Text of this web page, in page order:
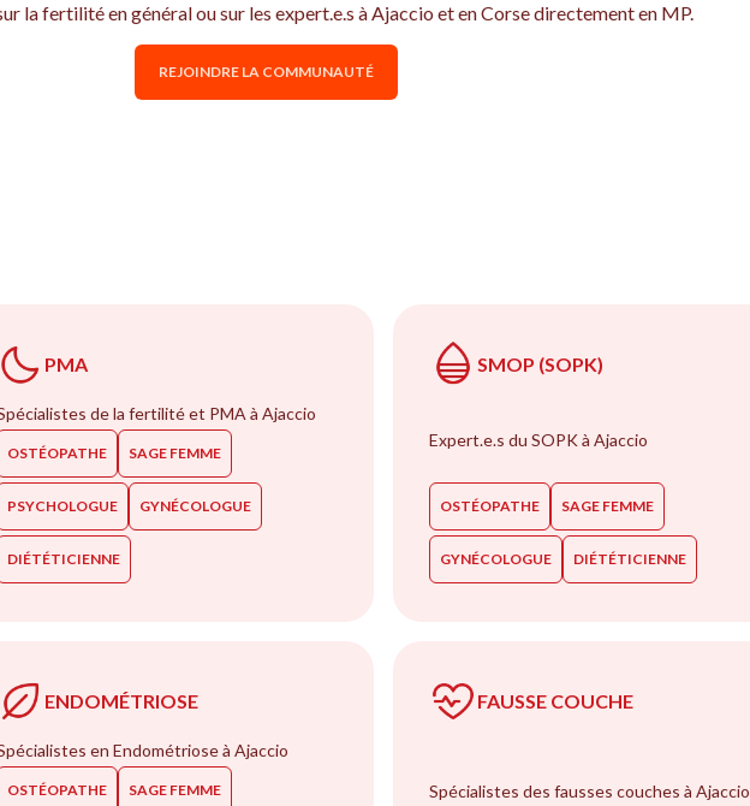
la fertilité en général ou sur les expert.e.s à Ajaccio et en Corse directement en MP.
REJOINDRE LA COMMUNAUTÉ
PMA
de la fertilité et PMA à Ajaccio
OSTÉOPATHE SAGE FEMME
PSYCHOLOGUE GYNÉCOLOGUE
DIÉTÉTICIENNE
SMOP (SOPK)
Expert.e.s du SOPK à Ajaccio
OSTÉOPATHE SAGE FEMME
GYNÉCOLOGUE DIÉTÉTICIENNE
ENDOMÉTRIOSE
en Endométriose à Ajaccio
OSTÉOPATHE SAGE FEMME
FAUSSE COUCHE
Spécialistes des fausses couches à Ajaccio